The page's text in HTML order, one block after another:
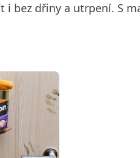
bez dřiny a utrpení. S